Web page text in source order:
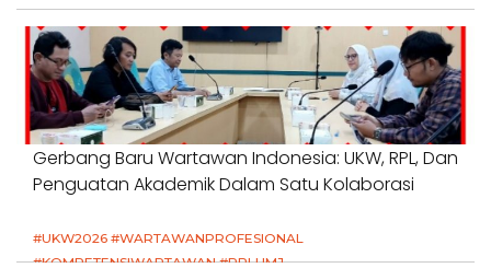
Gerbang Baru Wartawan Indonesia: UKW, RPL, Dan
Penguatan Akademik Dalam Satu Kolaborasi
#UKW2026 #WARTAWANPROFESIONAL
#KOMPETENSIWARTAWAN #RPLUMJ